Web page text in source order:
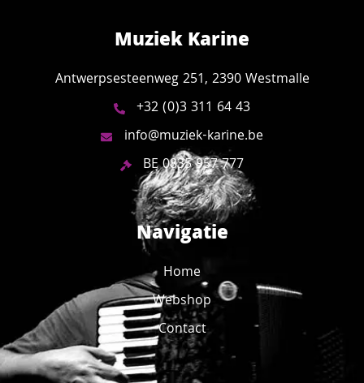
Muziek Karine
Antwerpsesteenweg 251, 2390 Westmalle
+32 (0)3 311 64 43
info@muziek-karine.be
BE 0835 957 777
Navigatie
Home
Webshop
Contact